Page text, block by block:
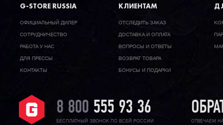
G-STORE RUSSIA
ОФИЦИАЛЬНЫЙ ДИЛЕР
CОТРУДНИЧЕСТВО
РАБОТА У НАС
ДЛЯ ПРЕССЫ
КОНТАКТЫ
КЛИЕНТАМ
ОТСЛЕДИТЬ ЗАКАЗ
ДОСТАВКА И ОПЛАТА
ВОПРОСЫ И ОТВЕТЫ
ВОЗВРАТ ТОВАРА
БОНУСЫ И ПОДАРКИ
8 800 555 93 36
БЕСПЛАТНЫЙ ЗВОНОК ПО ВСЕЙ РОССИИ ОТВЕЧАЕМ